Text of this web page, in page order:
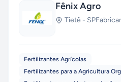
Fênix Agro
Tietê - SP
Fertilizantes Agrícolas
Fertilizantes para a Agricultura